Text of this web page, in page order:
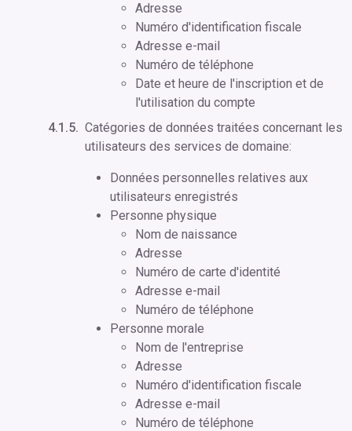
Adresse
Numéro d'identification fiscale
Adresse e-mail
Numéro de téléphone
Date et heure de l'inscription et de
l'utilisation du compte
Catégories de données traitées concernant les
utilisateurs des services de domaine:
Données personnelles relatives aux
utilisateurs enregistrés
Personne physique
Nom de naissance
Adresse
Numéro de carte d'identité
Adresse e-mail
Numéro de téléphone
Personne morale
Nom de l'entreprise
Adresse
Numéro d'identification fiscale
Adresse e-mail
Numéro de téléphone